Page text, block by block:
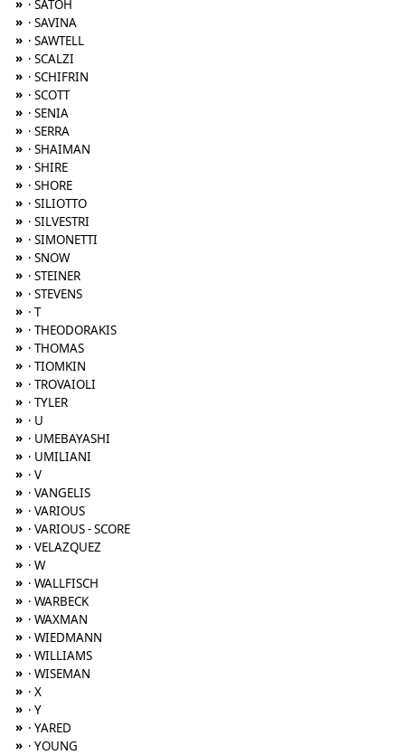
» · SATOH
» · SAVINA
» · SAWTELL
» · SCALZI
» · SCHIFRIN
» · SCOTT
» · SENIA
» · SERRA
» · SHAIMAN
» · SHIRE
» · SHORE
» · SILIOTTO
» · SILVESTRI
» · SIMONETTI
» · SNOW
» · STEINER
» · STEVENS
» · T
» · THEODORAKIS
» · THOMAS
» · TIOMKIN
» · TROVAIOLI
» · TYLER
» · U
» · UMEBAYASHI
» · UMILIANI
» · V
» · VANGELIS
» · VARIOUS
» · VARIOUS - SCORE
» · VELAZQUEZ
» · W
» · WALLFISCH
» · WARBECK
» · WAXMAN
» · WIEDMANN
» · WILLIAMS
» · WISEMAN
» · X
» · Y
» · YARED
» · YOUNG